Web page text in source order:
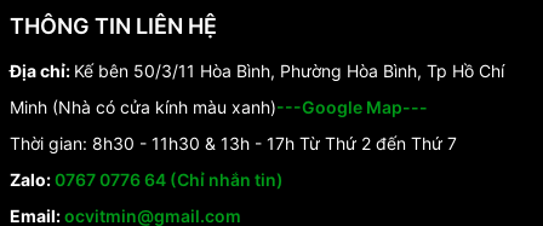
THÔNG TIN LIÊN HỆ
Địa chỉ: Kế bên 50/3/11 Hòa Bình, Phường Hòa Bình, Tp Hồ Chí
Minh (Nhà có cửa kính màu xanh)---Google Map---
Thời gian: 8h30 - 11h30 & 13h - 17h Từ Thứ 2 đến Thứ 7
Zalo:0767 0776 64 (Chỉ nhắn tin)
Email:ocvitmin@gmail.com